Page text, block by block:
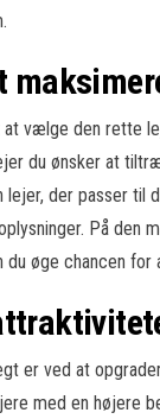
vælge den rette
du ønsker at
lejer, der passer
På den
øge chancen
er ved at
med en højere